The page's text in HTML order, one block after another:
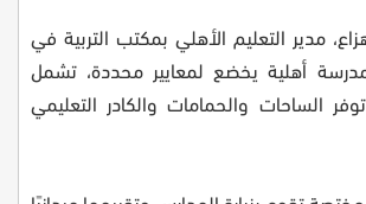
مدير التعليم الأهلي بمكتب التربية في
أهلية يخضع لمعايير محددة، تشمل
الساحات والحمامات والكادر التعليمي